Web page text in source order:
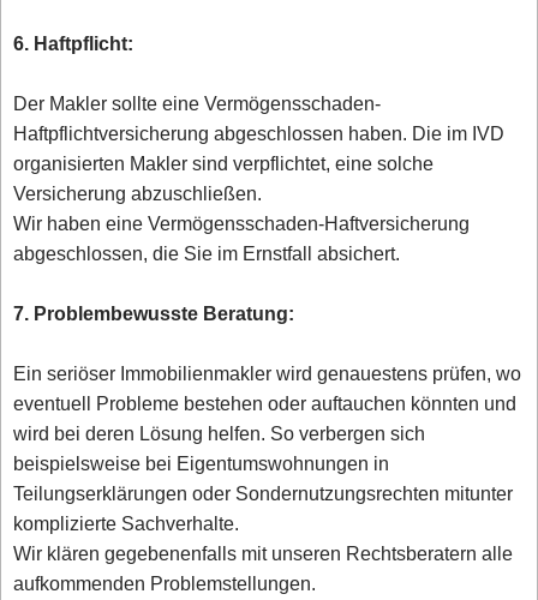
6. Haftpflicht:
Der Makler sollte eine Vermögensschaden-
Haftpflichtversicherung abgeschlossen haben. Die im IVD
organisierten Makler sind verpflichtet, eine solche
Versicherung abzuschließen.
Wir haben eine Vermögensschaden-Haftversicherung
abgeschlossen, die Sie im Ernstfall absichert.
7. Problembewusste Beratung:
Ein seriöser Immobilienmakler wird genauestens prüfen, wo
eventuell Probleme bestehen oder auftauchen könnten und
wird bei deren Lösung helfen. So verbergen sich
beispielsweise bei Eigentumswohnungen in
Teilungserklärungen oder Sondernutzungsrechten mitunter
komplizierte Sachverhalte.
Wir klären gegebenenfalls mit unseren Rechtsberatern alle
aufkommenden Problemstellungen.